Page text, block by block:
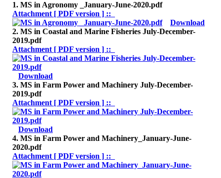
1. MS in Agronomy _January-June-2020.pdf
Attachment [ PDF version ] ::
Download
2. MS in Coastal and Marine Fisheries July-December-
2019.pdf
Attachment [ PDF version ] ::
Download
3. MS in Farm Power and Machinery July-December-
2019.pdf
Attachment [ PDF version ] ::
Download
4. MS in Farm Power and Machinery_January-June-
2020.pdf
Attachment [ PDF version ] ::